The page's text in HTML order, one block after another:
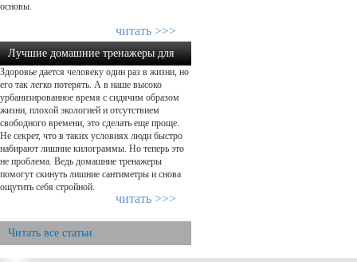
основы.
читать >>>
Лучшие домашние тренажеры для
похудения: какой выбрать?...
Здоровье дается человеку один раз в жизни, но
его так легко потерять. А в наше высоко
урбанизированное время с сидячим образом
жизни, плохой экологией и отсутствием
свободного времени, это сделать еще проще.
Не секрет, что в таких условиях люди быстро
набирают лишние килограммы. Но теперь это
не проблема. Ведь домашние тренажеры
помогут скинуть лишние сантиметры и снова
ощутить себя стройной.
читать >>>
Читать все статьи